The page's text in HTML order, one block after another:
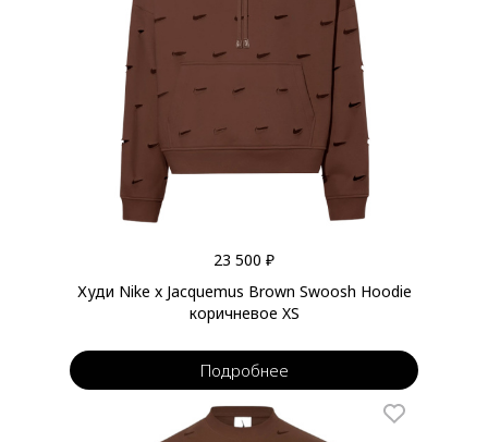
23 500 ₽
Худи Nike x Jacquemus Brown Swoosh Hoodie
коричневое XS
Подробнее